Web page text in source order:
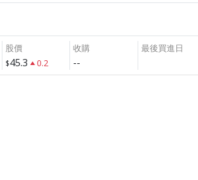
股價
45.3 0.2
收購
--
最後買進日